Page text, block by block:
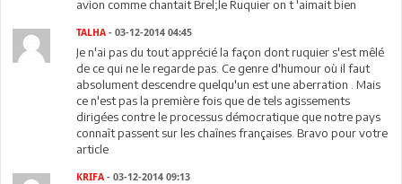
avion comme chantait Brel;le Ruquier on t 'aimait bien
TALHA - 03-12-2014 04:45
Je n'ai pas du tout apprécié la façon dont ruquier s'est mêlé
de ce qui ne le regarde pas. Ce genre d'humour où il faut
absolument descendre quelqu'un est une aberration . Mais
ce n'est pas la première fois que de tels agissements
dirigées contre le processus démocratique que notre pays
connaît passent sur les chaînes françaises. Bravo pour votre
article
KRIFA - 03-12-2014 09:13